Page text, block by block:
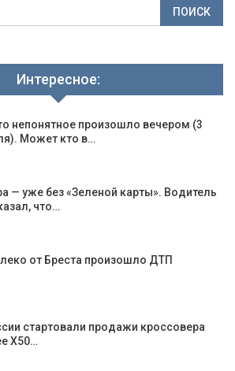
Интересное:
непонятное произошло вечером (3
Может кто в…
— уже без «Зеленой карты». Водитель
что…
от Бреста произошло ДТП
стартовали продажи кроссовера
X50…